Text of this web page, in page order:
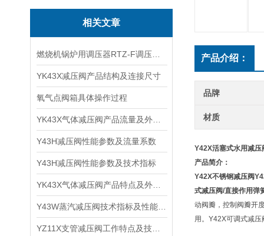
相关文章
YK43X减压阀产品结构及连接尺寸
氧气点阀箱具体操作过程
Y43H减压阀性能参数及流量系数
Y43H减压阀性能参数及技术指标
产品介绍：
品牌
材质
Y42X活塞式水用减压
产品简介：
Y42X不锈钢减压阀
式减压阀/直接作用弹
动阀瓣，控制阀瓣开
用。Y42X可调式减